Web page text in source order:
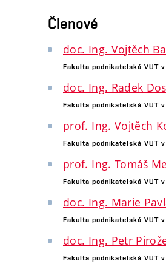
Členové
doc. Ing. Vojtěch
Fakulta podnikatelská VUT
doc. Ing. Radek
Fakulta podnikatelská VUT
prof. Ing. Vojtěch
Fakulta podnikatelská VUT
prof. Ing. Tomáš
Fakulta podnikatelská VUT
doc. Ing. Marie
Fakulta podnikatelská VUT
doc. Ing. Petr
Fakulta podnikatelská VUT